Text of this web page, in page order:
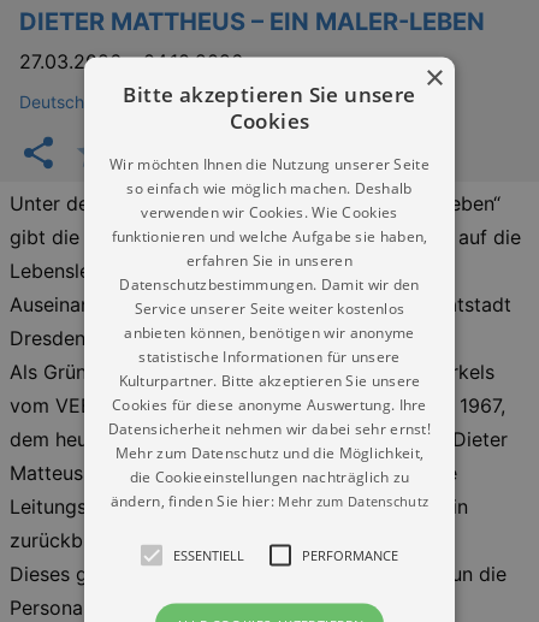
DIETER MATTHEUS – EIN MALER-LEBEN
27.03.2026–04.10.2026
Deutsches Stuhlbaumuseum Rabenau
Unter dem Motto „Dieter Mattheus – Ein Maler-Leben“
gibt die Ausstellung einen kleinen Einblick in und auf die
Lebensleinwand und in die künstlerische
Auseinandersetzung des Malers mit seiner Heimatstadt
Dresden und ihrem Umfeld.
Als Gründer des ehemaligen „Mal- und Zeichenzirkels
vom VEB Kompressorenbau Bannewitz“ im Jahre 1967,
dem heutigen „Kunst-Kreis Bannewitz e.V.“, kann Dieter
Matteus bislang auf eine 58-jährige künstlerische
Leitungstätigkeit in diesem gemeinnützigen Verein
zurückblicken.
Dieses große bürgerliche Engagement würdigt nun die
Personalausstellung für Dieter Mattheus in der
×
Bitte akzeptieren Sie unsere
Cookies
Wir möchten Ihnen die Nutzung unserer Seite
so einfach wie möglich machen. Deshalb
verwenden wir Cookies. Wie Cookies
funktionieren und welche Aufgabe sie haben,
erfahren Sie in unseren
Datenschutzbestimmungen. Damit wir den
Service unserer Seite weiter kostenlos
anbieten können, benötigen wir anonyme
statistische Informationen für unsere
Kulturpartner. Bitte akzeptieren Sie unsere
Cookies für diese anonyme Auswertung. Ihre
Datensicherheit nehmen wir dabei sehr ernst!
Mehr zum Datenschutz und die Möglichkeit,
die Cookieeinstellungen nachträglich zu
ändern, finden Sie hier: Mehr zum Datenschutz
ESSENTIELL PERFORMANCE